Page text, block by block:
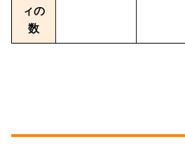
ィの
数